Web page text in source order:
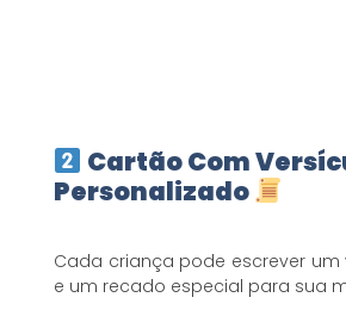
Cartão Com
Personalizado
Cada criança pode escrever um
e um recado especial para sua